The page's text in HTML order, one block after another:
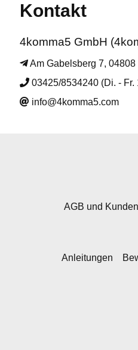
Kontakt
4komma5 GmbH
Am Gabelsberg 7,
03425/8534240 (Di. - Fr.
info@4komma5.com
AGB und
Anleitungen